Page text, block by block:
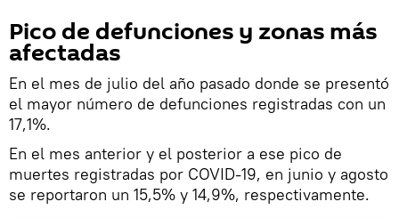
Pico de defunciones y zonas más
afectadas
En el mes de julio del año pasado donde se presentó
el mayor número de defunciones registradas con un
17,1%.
En el mes anterior y el posterior a ese pico de
muertes registradas por COVID-19, en junio y agosto
se reportaron un 15,5% y 14,9%, respectivamente.